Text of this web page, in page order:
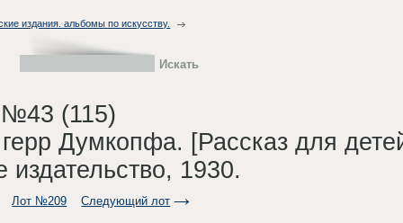
издания. альбомы по искусству.
№43 (115)
Думкопфа. [Рассказ для
издательство, 1930.
Лот №209 Следующий лот